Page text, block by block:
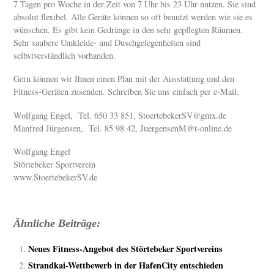
7 Tagen pro Woche in der Zeit von 7 Uhr bis 23 Uhr nutzen. Sie sind
absolut flexibel. Alle Geräte können so oft benutzt werden wie sie es
wünschen. Es gibt kein Gedränge in den sehr gepflegten Räumen.
Sehr saubere Umkleide- und Duschgelegenheiten sind
selbstverständlich vorhanden.
Gern können wir Ihnen einen Plan mit der Ausstattung und den
Fitness-Geräten zusenden. Schreiben Sie uns einfach per e-Mail.
Wolfgang Engel, Tel. 650 33 851, StoertebekerSV@gmx.de
Manfred Jürgensen, Tel. 85 98 42, JuergensenM@t-online.de
Wolfgang Engel
Störtebeker Sportverein
www.StoertebekerSV.de
Ähnliche Beiträge:
Neues Fitness-Angebot des Störtebeker Sportvereins
Strandkai-Wettbewerb in der HafenCity entschieden